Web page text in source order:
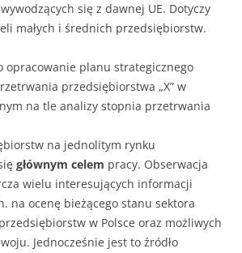
się z dawnej UE. Dotyczy
małych i średnich przedsiębiorstw.
opracowanie planu strategicznego
przedsiębiorstwa „X” w
na tle analizy stopnia przetrwania
na jednolitym rynku
głównym celem pracy. Obserwacja
wielu interesujących informacji
na ocenę bie­żącego stanu sektora
w Polsce oraz możliwych
Jednocześnie jest to źródło